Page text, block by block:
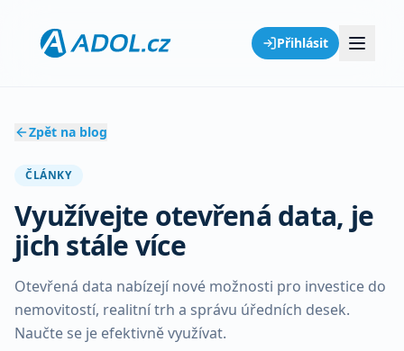
Přihlásit
Zpět na blog
ČLÁNKY
Využívejte otevřená data, je
jich stále více
Otevřená data nabízejí nové možnosti pro investice do
nemovitostí, realitní trh a správu úředních desek.
Naučte se je efektivně využívat.